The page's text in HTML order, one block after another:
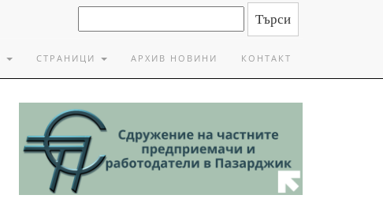
СТРАНИЦИ АРХИВ НОВИНИ КОНТАКТ